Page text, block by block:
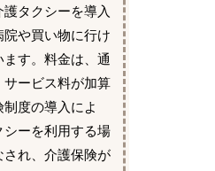
タクシーを導入
院や買い物に行け
す。料金は、通
ービス料が加算
度の導入によ
シーを利用する場
れ、介護保険が